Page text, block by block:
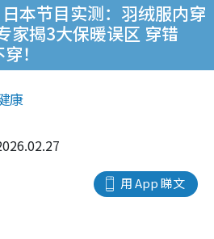
本节目实测：羽绒服内穿
家揭3大保暖误区 穿错
！
康
用 App 睇文